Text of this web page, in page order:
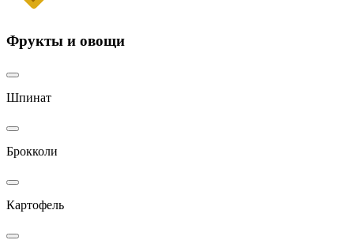
Фрукты и овощи
Шпинат
Брокколи
Картофель